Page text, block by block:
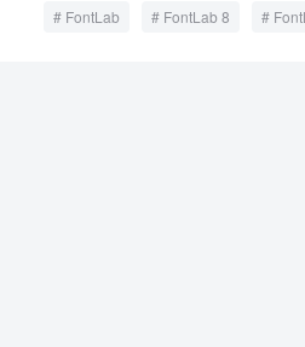
FontLab FontLab 8